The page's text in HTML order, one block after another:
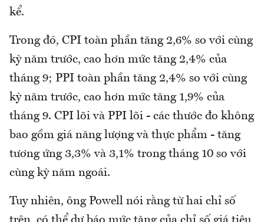
kể.
Trong đó, CPI toàn phần tăng 2,6% so với cùng
kỳ năm trước, cao hơn mức tăng 2,4% của
tháng 9; PPI toàn phần tăng 2,4% so với cùng
kỳ năm trước, cao hơn mức tăng 1,9% của
tháng 9. CPI lõi và PPI lõi - các thước đo không
bao gồm giá năng lượng và thực phẩm - tăng
tương ứng 3,3% và 3,1% trong tháng 10 so với
cùng kỳ năm ngoái.
Tuy nhiên, ông Powell nói rằng từ hai chỉ số